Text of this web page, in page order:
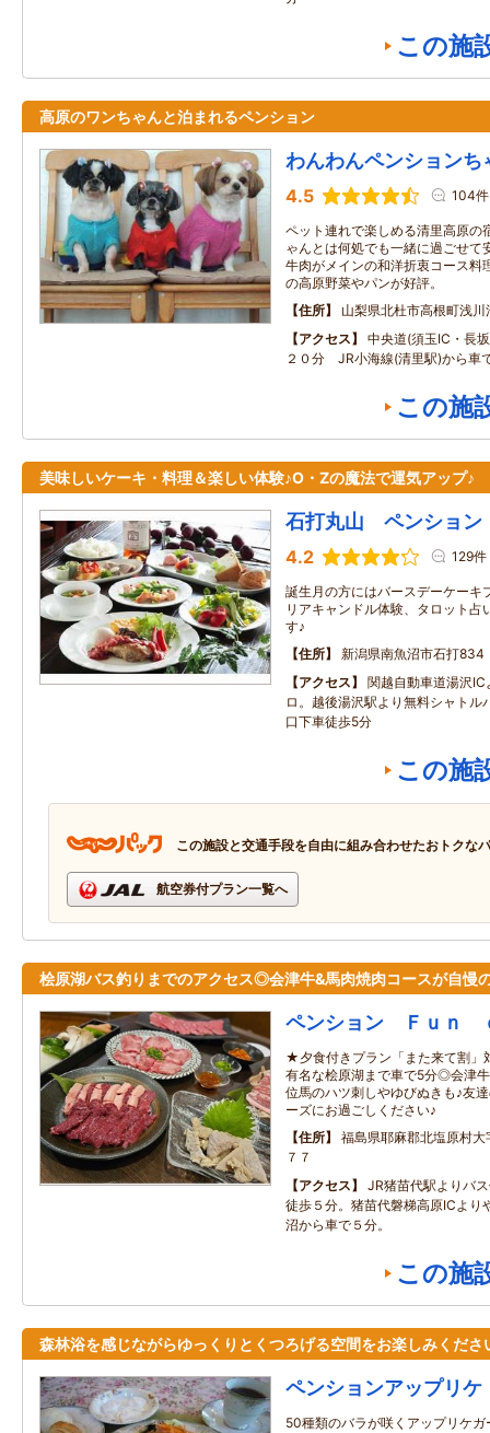
この施
高原のワンちゃんと泊まれるペンション
わんわんペンションち
4.5 104件
ペット連れで楽しめる清里高原の
ゃんとは何処でも一緒に過ごせて
牛肉がメインの和洋折衷コース料
の高原野菜やパンが好評。
住所
山梨県北杜市高根町浅
アクセス
中央道(須玉IC・長
２０分 JR小海線(清里駅)から車
この施
美味しいケーキ・料理＆楽しい体験♪O・Zの魔法で運気アップ♪
石打丸山 ペンショ
4.2 129件
誕生月の方にはバースデーケーキ
リアキャンドル体験、タロット占
す♪
住所
新潟県南魚沼市石打834
アクセス
関越自動車道湯沢
ロ。越後湯沢駅より無料シャトル
口下車徒歩5分
この施
この施設と交通手段を自由に組み合わせたおトクな
航空券付プラン一覧へ
桧原湖バス釣りまでのアクセス◎会津牛&馬肉焼肉コースが自慢
ペンション Ｆｕｎ
★夕食付きプラン「また来て割
有名な桧原湖まで車で5分◎会津
位馬のハツ刺しやゆびぬきも♪友
ーズにお過ごしください♪
住所
福島県耶麻郡北塩原村
７７
アクセス
JR猪苗代駅よりバ
徒歩５分。猪苗代磐梯高原ICより
沼から車で５分。
この施
森林浴を感じながらゆっくりとくつろげる空間をお楽しみくださ
ペンションアップリケ
50種類のバラが咲くアップリケ